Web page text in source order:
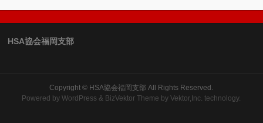
HSA協会福岡支部
Copyright © HSA協会福岡支部 All Rights Reserved.
Powered byWordPress & BizVektor Theme by Vektor,Inc. technology.